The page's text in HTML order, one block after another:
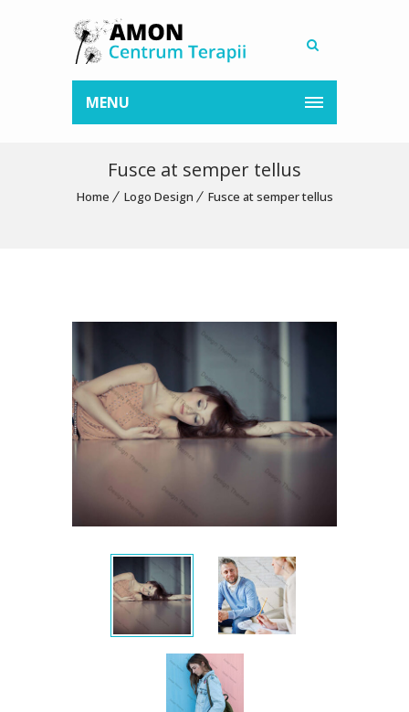
MENU
Fusce at semper tellus
Home Logo Design Fusce at semper tellus